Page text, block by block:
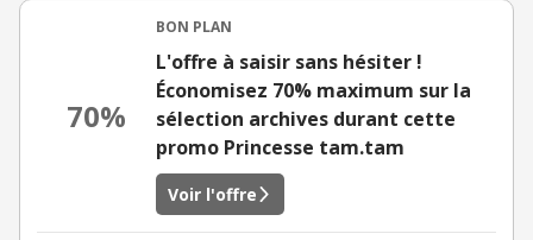
70%
BON PLAN
L'offre à saisir sans hésiter !
Économisez 70% maximum sur la
sélection archives durant cette
promo Princesse tam.tam
Voir l'offre